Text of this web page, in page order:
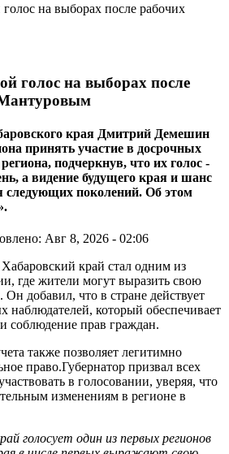
голос на выборах после
Мантуровым
края Дмитрий Демешин
принять участие в досрочных
подчеркнув, что их голос -
а видение будущего края и шанс
следующих поколений. Об этом
Авг 8, 2026 - 02:06
край стал одним из
где жители могут выразить свою
добавил, что в стране действует
наблюдателей, который обеспечивает
соблюдение прав граждан.
также позволяет легитимно
право.Губернатор призвал всех
в голосовании, уверяя, что
изменениям в регионе в
голосует один из первых регионов